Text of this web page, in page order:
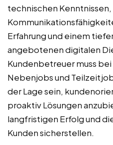
technischen Kenntnissen,
Erfahrung und einem
angebotenen digitalen
Kundenbetreuer muss
Nebenjobs und
der Lage sein,
proaktiv Lösungen
langfristigen Erfolg und
Kunden sicherstellen.